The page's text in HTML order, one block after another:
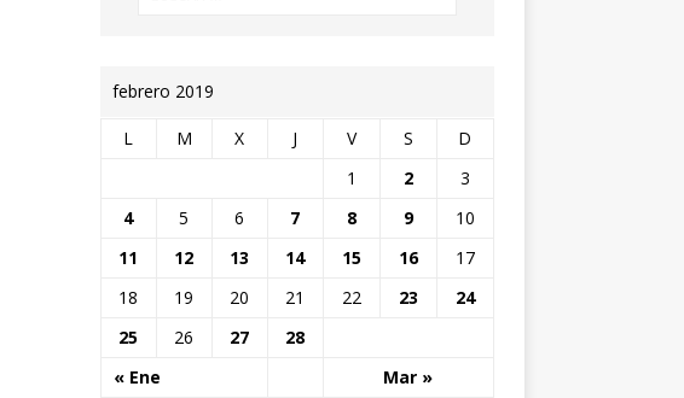
febrero 2019
L M X J V S D
« Ene Mar »
1 2
3
4
5 6 7 8 9
10
11
12 13 14 15 16
17
18
19 20 21 22 23
24
25
26 27 28